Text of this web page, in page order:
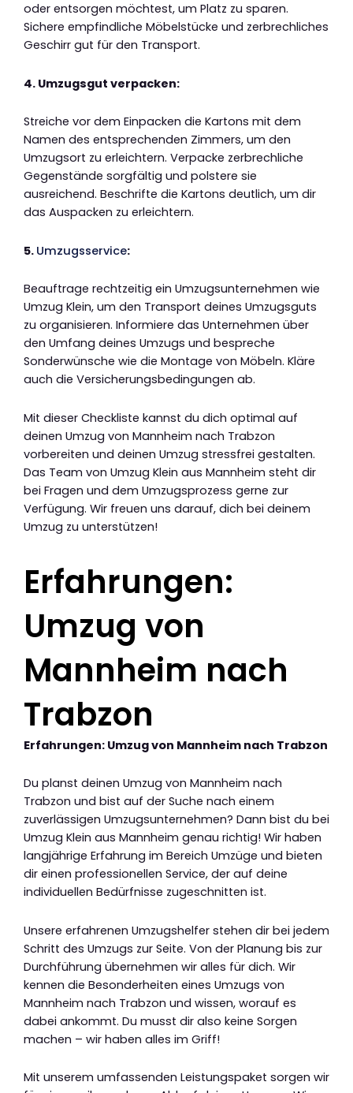
oder entsorgen möchtest, um Platz zu sparen.
Sichere empfindliche Möbelstücke und zerbrechliches
Geschirr gut für den Transport.
4. Umzugsgut verpacken:
Streiche vor dem Einpacken die Kartons mit dem
Namen des entsprechenden Zimmers, um den
Umzugsort zu erleichtern. Verpacke zerbrechliche
Gegenstände sorgfältig und polstere sie
ausreichend. Beschrifte die Kartons deutlich, um dir
das Auspacken zu erleichtern.
5. Umzugsservice:
Beauftrage rechtzeitig ein Umzugsunternehmen wie
Umzug Klein, um den Transport deines Umzugsguts
zu organisieren. Informiere das Unternehmen über
den Umfang deines Umzugs und bespreche
Sonderwünsche wie die Montage von Möbeln. Kläre
auch die Versicherungsbedingungen ab.
Mit dieser Checkliste kannst du dich optimal auf
deinen Umzug von Mannheim nach Trabzon
vorbereiten und deinen Umzug stressfrei gestalten.
Das Team von Umzug Klein aus Mannheim steht dir
bei Fragen und dem Umzugsprozess gerne zur
Verfügung. Wir freuen uns darauf, dich bei deinem
Umzug zu unterstützen!
Erfahrungen:
Umzug von
Mannheim nach
Trabzon
Erfahrungen: Umzug von Mannheim nach Trabzon
Du planst deinen Umzug von Mannheim nach
Trabzon und bist auf der Suche nach einem
zuverlässigen Umzugsunternehmen? Dann bist du bei
Umzug Klein aus Mannheim genau richtig! Wir haben
langjährige Erfahrung im Bereich Umzüge und bieten
dir einen professionellen Service, der auf deine
individuellen Bedürfnisse zugeschnitten ist.
Unsere erfahrenen Umzugshelfer stehen dir bei jedem
Schritt des Umzugs zur Seite. Von der Planung bis zur
Durchführung übernehmen wir alles für dich. Wir
kennen die Besonderheiten eines Umzugs von
Mannheim nach Trabzon und wissen, worauf es
dabei ankommt. Du musst dir also keine Sorgen
machen – wir haben alles im Griff!
Mit unserem umfassenden Leistungspaket sorgen wir